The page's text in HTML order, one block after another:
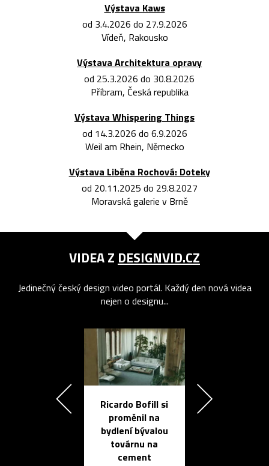
Výstava Kaws
od 3.4.2026 do 27.9.2026
Vídeň, Rakousko
Výstava Architektura opravy
od 25.3.2026 do 30.8.2026
Příbram, Česká republika
Výstava Whispering Things
od 14.3.2026 do 6.9.2026
Weil am Rhein, Německo
Výstava Liběna Rochová: Doteky
od 20.11.2025 do 29.8.2027
Moravská galerie v Brně
VIDEA Z DESIGNVID.CZ
Jedinečný český design video portál. Každý den nová videa
nejen o designu...
Ricardo Bofill si
proměnil na
bydlení bývalou
továrnu na
cement